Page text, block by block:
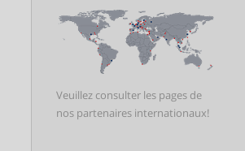
Veuillez consulter les pages de
nos partenaires internationaux!